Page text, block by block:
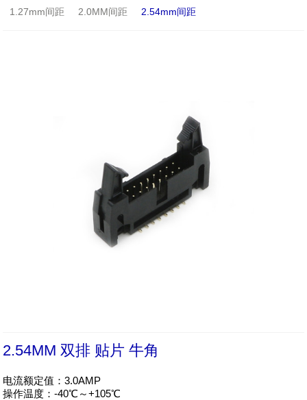
1.27mm间距 2.0MM间距 2.54mm间距
2.54MM 双排 贴片 牛角
电流额定值：3.0AMP
操作温度：-40℃～+105℃